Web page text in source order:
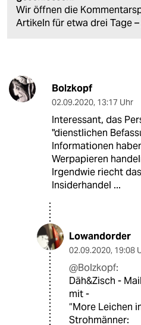
Wir öffnen die
Artikeln für etwa drei Tage –
Bolzkopf
02.09.2020, 13:17 Uhr
Interessant, das
"dienstlichen
Informationen
Werpapieren
Irgendwie riecht
Insiderhandel ...
Lowandorder
02.09.2020, 19:08
@Bolzkopf:
Däh&Zisch -
mit -
“More Leichen
Strohmänner: